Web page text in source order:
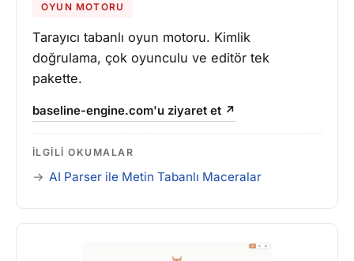
OYUN MOTORU
Tarayıcı tabanlı oyun motoru. Kimlik
doğrulama, çok oyunculu ve editör tek
pakette.
baseline-engine.com'u ziyaret et ↗
İLGILI OKUMALAR
AI Parser ile Metin Tabanlı Maceralar